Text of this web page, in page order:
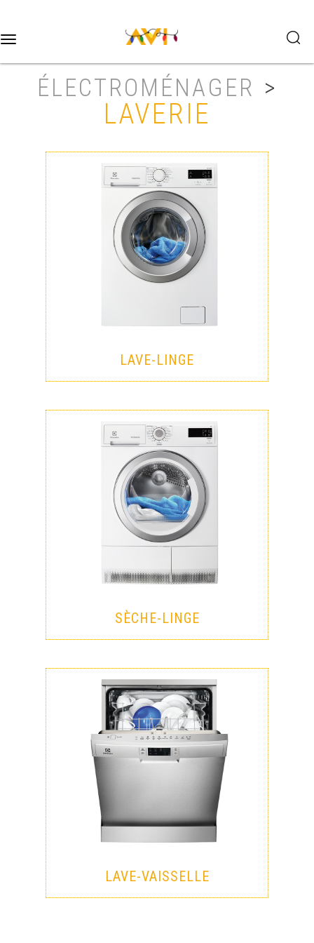
Toggle
ÉLECTROMÉNAGER >
LAVERIE
LAVE-LINGE
SÈCHE-LINGE
LAVE-VAISSELLE